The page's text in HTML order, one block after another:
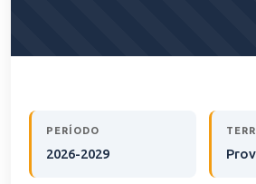
PERÍODO
2026-2029